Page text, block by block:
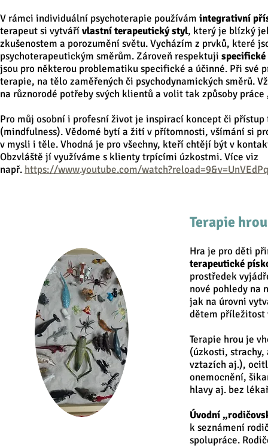
V rámci individuální psychoterapie používám integrativní
terapeut si vytvářívlastní terapeutický styl, který je blízký
zkušenostem a porozumění světu. Vycházím z prvků, které
psychoterapeutickým směrům. Zároveň respektuji specifické
jsou pro některou problematiku specifické a účinné. Při své
terapie, na tělo zaměřených či psychodynamických směrů.
na různorodé potřeby svých klientů a volit tak způsoby práce
Pro můj osobní i profesní život je inspirací koncept či
(mindfulness). Vědomé bytí a žití v přítomnosti, všímání si
v mysli i těle. Vhodná je pro všechny, kteří chtějí být v
Obzvláště jí využíváme s klienty trpícími úzkostmi. Více viz
např. https://www.youtube.com/
Terapie
Hra je pro děti
terapeutické
prostředek
nové pohledy na
jak na úrovni
dětem
Terapie hrou je
(úzkosti,
vztazích aj.),
onemocnění,
hlavy aj. bez
Úvodní
k seznámení
spolupráce.